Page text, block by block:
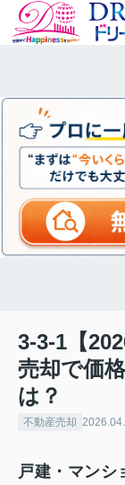
3-3-1【
売却で価
は？
不動産売却
戸建・マンシ